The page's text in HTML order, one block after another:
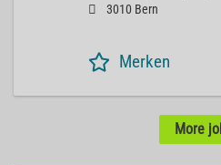
3010 Bern
Merken
More